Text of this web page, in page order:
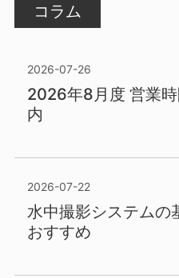
コラム
2026-07-26
2026年8月度 営業
内
2026-07-22
水中撮影システムの
おすすめ